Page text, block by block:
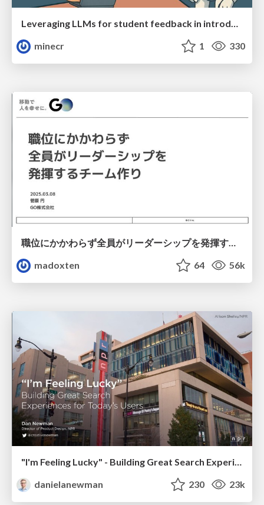
minecr
1 330
職位にかかわらず全員がリーダーシップを発揮するチーム作り / Building a team where everyone can demonstrate leadership regardless of position
madoxten
64 56k
"I'm Feeling Lucky" - Building Great Search Experiences for Today's Users (#IAC19)
danielanewman
230 23k